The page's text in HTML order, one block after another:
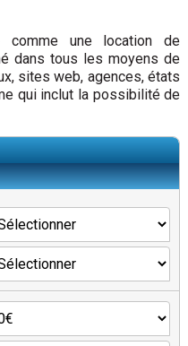
comme une location de
dans tous les moyens de
sites web, agences, états
qui inclut la possibilité de